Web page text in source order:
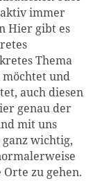
immer
Hier gibt es
Thema
und
auch diesen
genau der
mit uns
wichtig,
zu gehen.